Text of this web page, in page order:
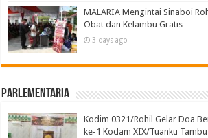
MALARIA Mengintai Sinaboi
Obat dan Kelambu Gratis
3 days ago
Parlementaria
Kodim 0321/Rohil Gelar Doa
ke-1 Kodam XIX/Tuanku